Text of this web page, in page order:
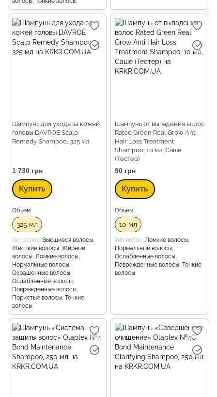
Шампунь для ухода за кожей
головы DAVROE Scalp
Remedy Shampoo, 325 мл
1 730 грн
Купить
Объем
325 мл
Тип волос Вьющиеся волосы,
Жесткие волосы, Жирные
волосы, Ломкие волосы,
Нормальные волосы,
Окрашенные волосы,
Ослабленные волосы,
Поврежденные волосы,
Пористые волосы, Тонкие
волосы
Шампунь от выпадения волос
Rated Green Real Grow Anti
Hair Loss Treatment
Shampoo, 10 мл, Саше
(Тестер)
90 грн
Купить
Объем
10 мл
Тип волос Ломкие волосы,
Нормальные волосы,
Ослабленные волосы,
Поврежденные волосы, Тонкие
волосы